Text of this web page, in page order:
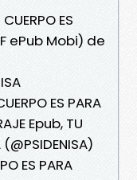
ES
ePub Mobi) de
ES PARA
Epub, TU
(@PSIDENISA)
ES PARA